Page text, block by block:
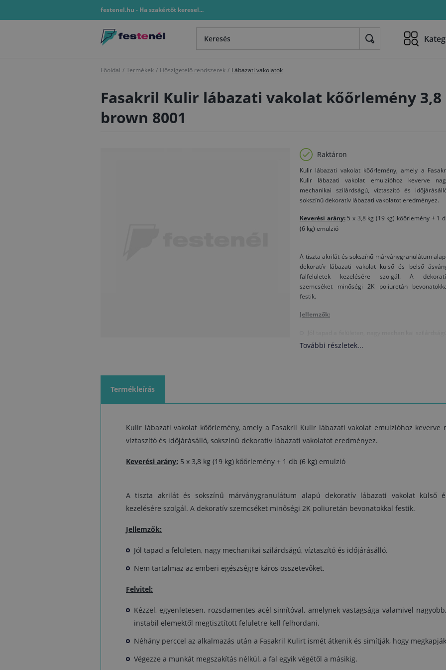
festenel.hu - Ha szakértőt keresel...
Főoldal / Termékek / Hőszigetelő rendszerek / Lábazati vakolatok
Fasakril Kulir lábazati vakolat kőőrlemény
brown 8001
Raktáron
Kulir lábazati vakolat kőőrlemény, amely a
Kulir lábazati vakolat emulzióhoz keverve
mechanikai szilárdságú, víztaszító és
sokszínű dekoratív lábazati vakolatot eredményez.
Keverési arány:5 x 3,8 kg (19 kg) kőőrlemény + 1
(6 kg) emulzió
A tiszta akrilát és sokszínű márványgranulátum
dekoratív lábazati vakolat külső és belső
falfelületek kezelésére szolgál. A
szemcséket minőségi 2K poliuretán
festik.
Jellemzők:
víztaszító és időjárásálló.
Kézzel, egyenletesen, rozsdamentes
nagyobb, mint a szemcse, a portól és instabil
Kulirt ismét átkenik és simítják, hogy megkapják a
végétől a másikig.
Alkalmazás előtt a felületet impregnáljuk FASAKRIL
területeket és szerszámokat.
esőálló (T = +20°C, relatív nedvesség: 65%).
képességétől függően
További részletek...
Termékleírás
Kulir lábazati vakolat kőőrlemény, amely a Fasakril Kulir lábazati vakolat emulzióhoz keverve
víztaszító és időjárásálló, sokszínű dekoratív lábazati vakolatot eredményez.
Keverési arány: 5 x 3,8 kg (19 kg) kőőrlemény + 1 db (6 kg) emulzió
A tiszta akrilát és sokszínű márványgranulátum alapú dekoratív lábazati vakolat külső
kezelésére szolgál. A dekoratív szemcséket minőségi 2K poliuretán bevonatokkal festik.
Jellemzők:
Jól tapad a felületen, nagy mechanikai szilárdságú, víztaszító és időjárásálló.
Nem tartalmaz az emberi egészségre káros összetevőket.
Felvitel:
Kézzel, egyenletesen, rozsdamentes acél simítóval, amelynek vastagsága valamivel
instabil elemektől megtisztított felületre kell felhordani.
Néhány perccel az alkalmazás után a Fasakril Kulirt ismét átkenik és simítják, hogy
Végezze a munkát megszakítás nélkül, a fal egyik végétől a másikig.